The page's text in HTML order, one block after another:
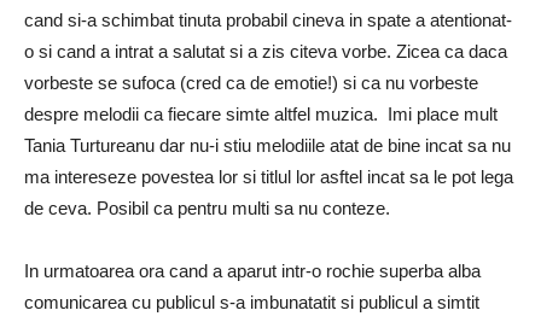
cand si-a schimbat tinuta probabil cineva in spate a atentionat-
o si cand a intrat a salutat si a zis citeva vorbe. Zicea ca daca
vorbeste se sufoca (cred ca de emotie!) si ca nu vorbeste
despre melodii ca fiecare simte altfel muzica. Imi place mult
Tania Turtureanu dar nu-i stiu melodiile atat de bine incat sa nu
ma intereseze povestea lor si titlul lor asftel incat sa le pot lega
de ceva. Posibil ca pentru multi sa nu conteze.
In urmatoarea ora cand a aparut intr-o rochie superba alba
comunicarea cu publicul s-a imbunatatit si publicul a simtit